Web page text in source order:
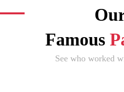
Famous
See who worked